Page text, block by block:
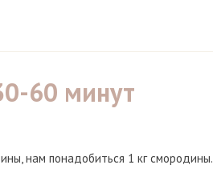
60 минут
нам понадобиться 1 кг смородины.